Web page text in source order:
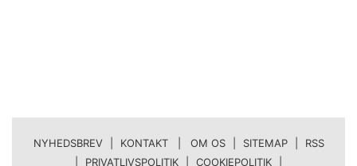
NYHEDSBREV KONTAKT | OM OS SITEMAP
RSS
PRIVATLIVSPOLITIK COOKIEPOLITIK